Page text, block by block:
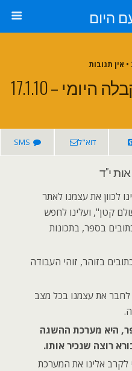
היום
– 17.1.10
דוא"ל SMS
י"ד
לכוון את עצמנו לאתר
קטן", ועלינו לחפש
בספר, בתכונות
בזוהר, זוהי העבודה
את עצמנו בכל מצב
היא מערכת ההשגה
רוצה שנכיר אותו.
לקרב אלינו את המערכת